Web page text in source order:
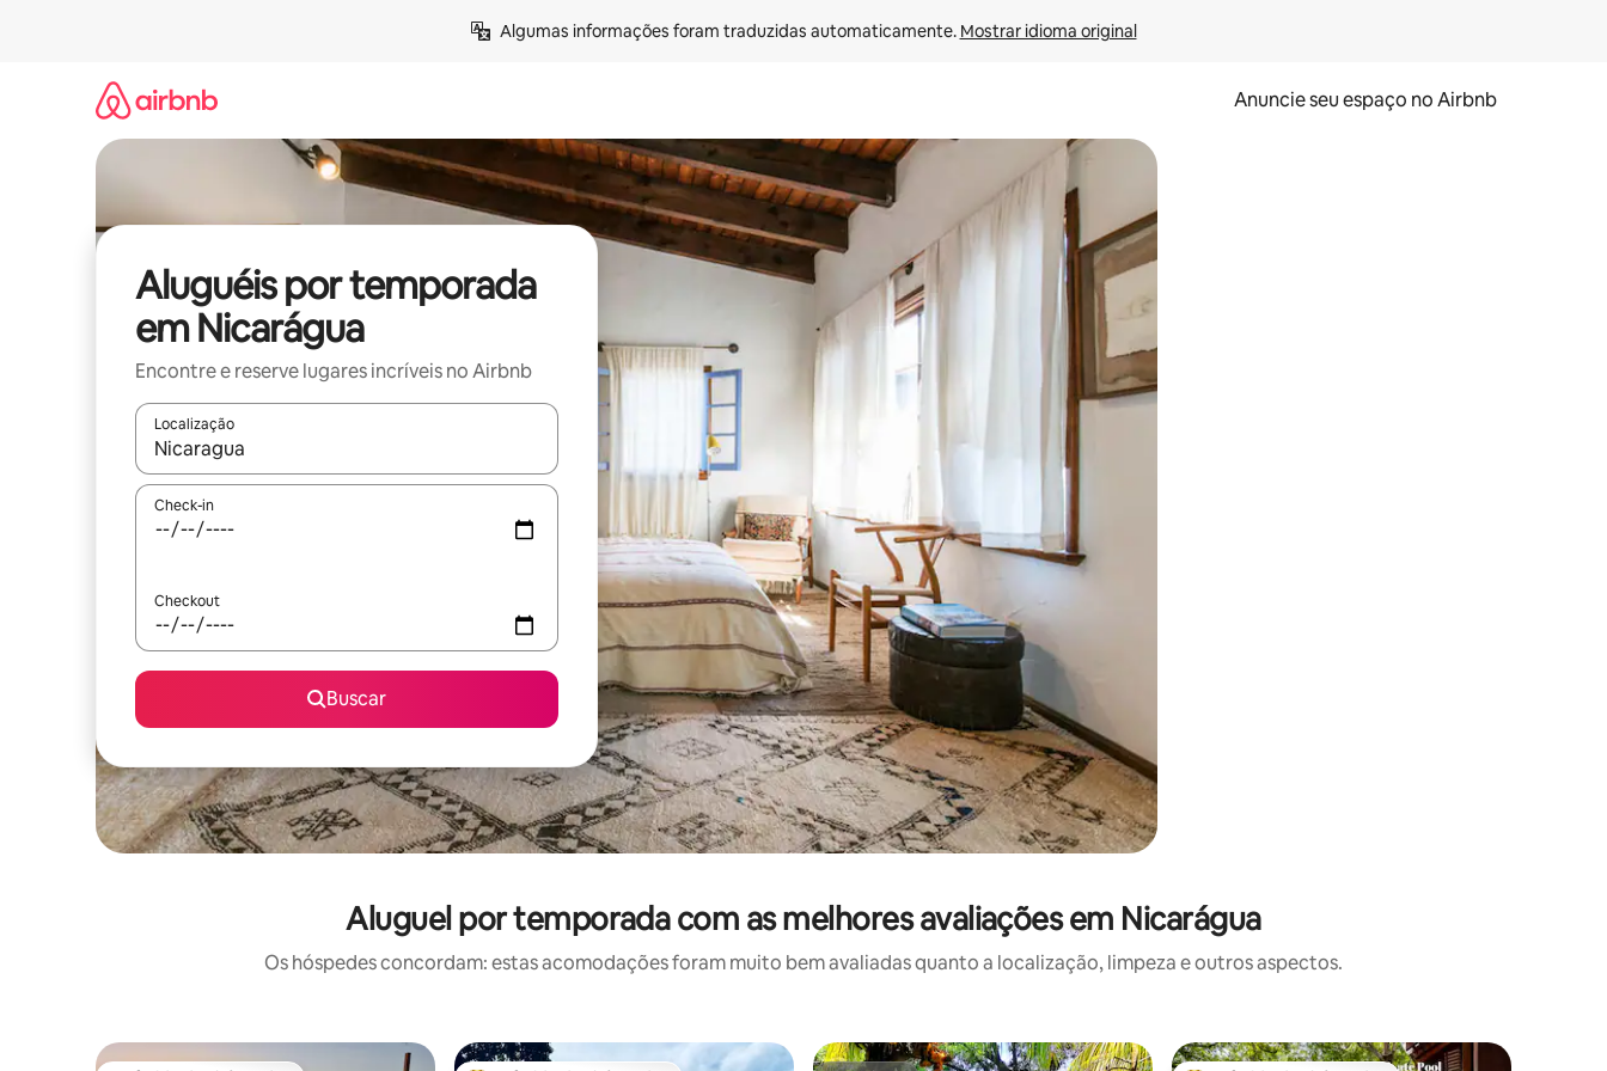
Algumas informações foram traduzidas automaticamente. Mostrar idioma original
Anuncie seu espaço no Airbnb
Aluguéis por temporada
em Nicarágua
Encontre e reserve lugares incríveis no Airbnb
Localização
Quando os resultados estiverem disponíveis, explore-os usando as seta para cima e para baixo do teclado ou tocando e deslizando o dedo na tela.
Check-in
Checkout
Buscar
Aluguel por temporada com as melhores avaliações em Nicarágua
Os hóspedes concordam: estas acomodações foram muito bem avaliadas quanto a localização, limpeza e outros aspectos.